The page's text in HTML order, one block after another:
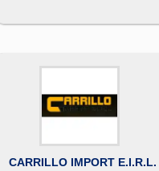
CARRILLO IMPORT E.I.R.L.